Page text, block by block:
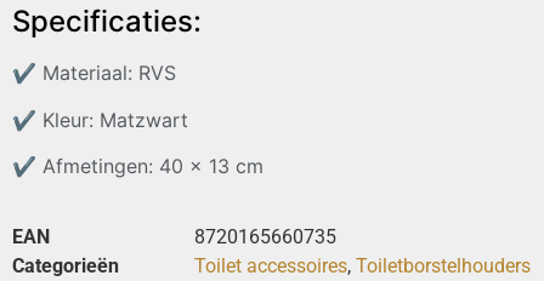
Specificaties:
✔ Materiaal: RVS
✔ Kleur: Matzwart
✔ Afmetingen: 40 x 13 cm
EAN
8720165660735
Categorieën
Toilet accessoires, Toiletborstelhouders